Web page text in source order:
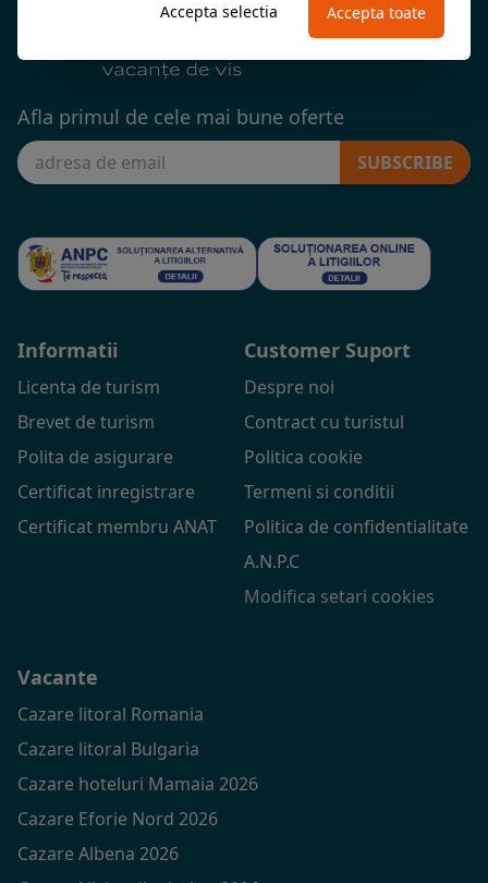
Afla primul de cele mai bune oferte
SUBSCRIBE
Informatii
Licenta de turism
Brevet de turism
Polita de asigurare
Certificat inregistrare
Certificat membru ANAT
Customer Suport
Despre noi
Contract cu turistul
Politica cookie
Termeni si conditii
Politica de confidentialitate
A.N.P.C
Modifica setari cookies
Vacante
Cazare litoral Romania
Cazare litoral Bulgaria
Cazare hoteluri Mamaia 2026
Cazare Eforie Nord 2026
Cazare Albena 2026
Accepta selectia Accepta toate